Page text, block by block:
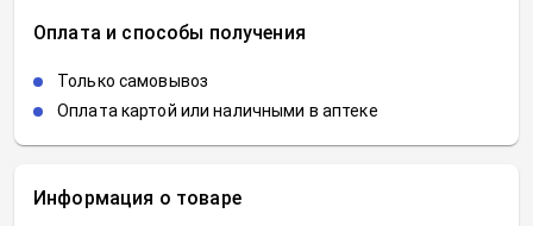
Информация о товаре
Оплата и способы получения
Только самовывоз
Оплата картой или наличными в аптеке